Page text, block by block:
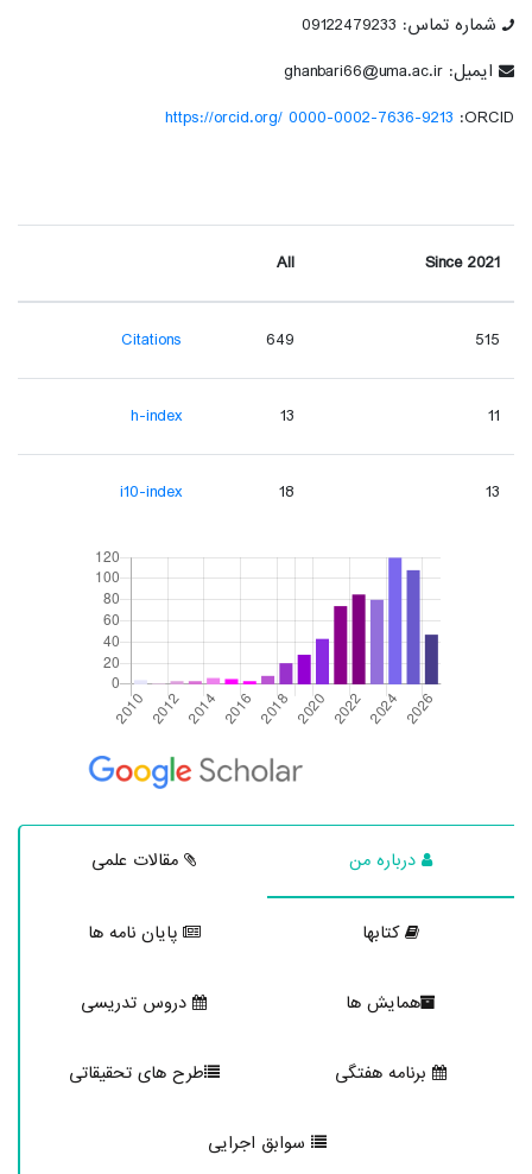
شماره تماس: 09122479233
ایمیل: ghanbari66@uma.ac.ir
ORCID:
https://orcid.org/ 0000-0002-7636-9213
All Since 2021
Citations 649 515
h-index 13 11
i10-index 18 13
درباره من مقالات علمی
کتابها پایان نامه ها
همایش ها دروس تدریسی
برنامه هفتگی طرح های تحقیقاتی
سوابق اجرایی